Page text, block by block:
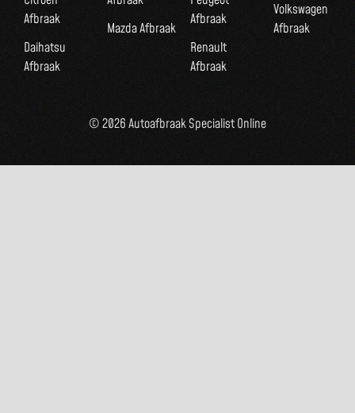
Afbraak
Daihatsu
Afbraak
Mazda Afbraak
Afbraak
Renault
Afbraak
Volkswagen
Afbraak
© 2026 Autoafbraak Specialist Online